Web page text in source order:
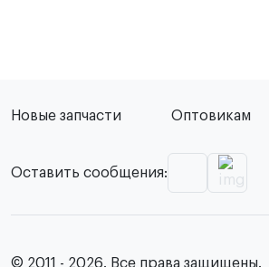
Новые запчасти Оптовикам
Оставить сообщения:
© 2011 - 2026. Все права защищены.